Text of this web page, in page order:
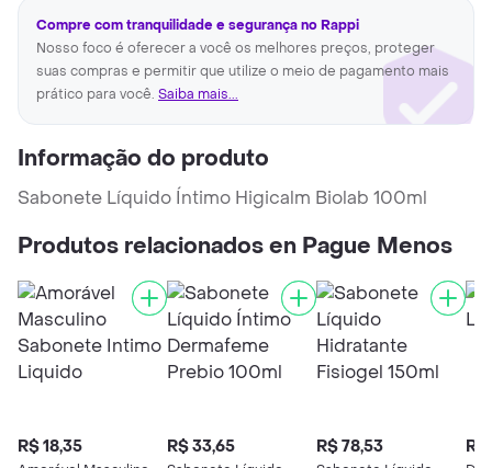
Compre com tranquilidade e segurança no Rappi
Nosso foco é oferecer a você os melhores preços, proteger
suas compras e permitir que utilize o meio de pagamento mais
prático para você. Saiba mais...
Informação do produto
Sabonete Líquido Íntimo Higicalm Biolab 100ml
Produtos relacionados en Pague Menos
R$ 18,35 R$ 33,65 R$ 78,53 R$